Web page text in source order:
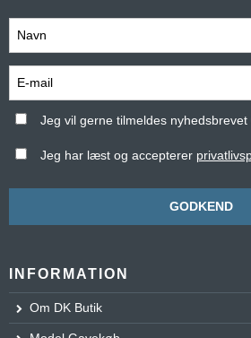
Jeg vil gerne tilmeldes nyhedsbrevet
Jeg har læst og accepterer
GODKEND
INFORMATION
Om DK Butik